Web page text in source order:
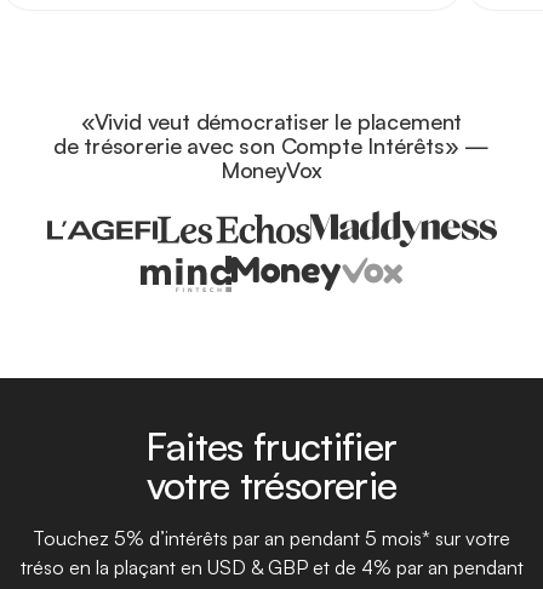
«Vivid veut démocratiser le placement
de trésorerie avec son Compte Intérêts» —
MoneyVox
Faites fructifier
votre trésorerie
Touchez 5% d’intérêts par an pendant 5 mois* sur votre
tréso en la plaçant en USD & GBP et de 4% par an pendant